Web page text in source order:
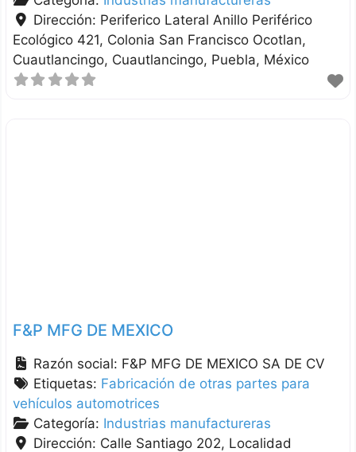
Dirección: Periferico Lateral Anillo Periférico
Ecológico 421, Colonia San Francisco Ocotlan,
Cuautlancingo Cuautlancingo Puebla México
F&P MFG DE MEXICO
Razón social: F&P MFG DE MEXICO SA DE CV
Etiquetas: Fabricación de otras partes para
vehículos automotrices
Categoría: Industrias manufactureras
Dirección: Calle Santiago 202, Localidad